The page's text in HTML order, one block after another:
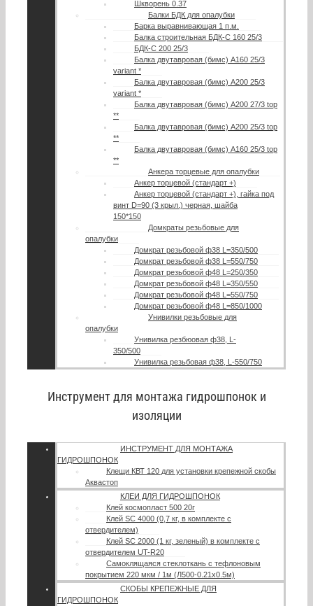
Шкворень 0.37
Балки БДК для опалубки
Барка выравнивающая 1 п.м.
Балка строительная БДК-С 160 25/3
БДК-С 200 25/3
Балка двутавровая (бимс) А160 25/3
variant *
Балка двутавровая (бимс) А200 25/3
variant *
Балка двутавровая (бимс) А200 27/3 top
**
Балка двутавровая (бимс) A200 25/3 top
**
Балка двутавровая (бимс) A160 25/3 top
**
Анкера торцевые для опалубки
Анкер торцевой (стандарт +)
Анкер торцевой (стандарт +), гайка под
винт D=90 (3 крыл.) черная, шайба
150*150
Домкраты резьбовые для
опалубки
Домкрат резьбовой ф38 L=350/500
Домкрат резьбовой ф38 L=550/750
Домкрат резьбовой ф48 L=250/350
Домкрат резьбовой ф48 L=350/550
Домкрат резьбовой ф48 L=550/750
Домкрат резьбовой ф48 L=850/1000
Унивилки резьбовые для
опалубки
Унивилка резбюовая ф38, L-
350/500
Унивилка резьбовая ф38, L-550/750
Инструмент для монтажа гидрошпонок и
изоляции
ИНСТРУМЕНТ ДЛЯ МОНТАЖА
ГИДРОШПОНОК
Клещи КВТ 120 для установки крепежной скобы
Аквастоп
КЛЕИ ДЛЯ ГИДРОШПОНОК
Клей космопласт 500 20г
Клей SC 4000 (0,7 кг, в комплекте с
отвердителем)
Клей SC 2000 (1 кг, зеленый) в комплекте с
отвердителем UT-R20
Самоклящаяся стеклоткань с тефлоновым
покрытием 220 мкм / 1м (Л500-0.21х0.5м)
СКОБЫ КРЕПЕЖНЫЕ ДЛЯ
ГИДРОШПОНОК